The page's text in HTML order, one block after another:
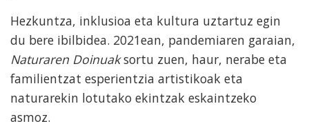
Hezkuntza, inklusioa eta kultura uztartuz egin
du bere ibilbidea. 2021ean, pandemiaren garaian,
Naturaren Doinuaksortu zuen, haur, nerabe eta
familientzat esperientzia artistikoak eta
naturarekin lotutako ekintzak eskaintzeko
asmoz.